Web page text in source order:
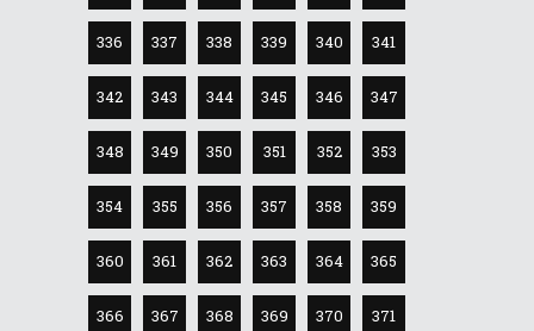
336 337 338 339 340 341
342 343 344 345 346 347
348 349 350 351 352 353
354 355 356 357 358 359
360 361 362 363 364 365
366 367 368 369 370 371